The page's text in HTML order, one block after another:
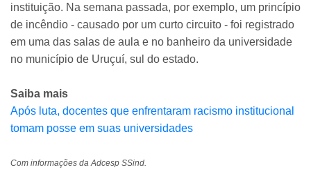
instituição. Na semana passada, por exemplo, um princípio
de incêndio - causado por um curto circuito - foi registrado
em uma das salas de aula e no banheiro da universidade
no município de Uruçuí, sul do estado.
Saiba mais
Após luta, docentes que enfrentaram racismo institucional
tomam posse em suas universidades
Com informações da Adcesp SSind.